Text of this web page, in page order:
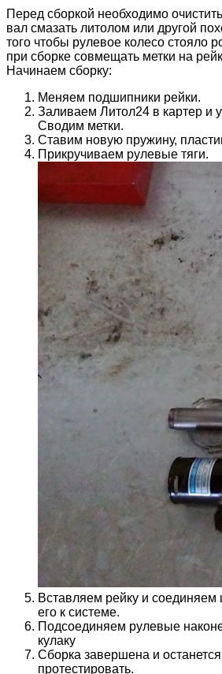
Перед сборкой необходимо
вал смазать литолом или другой
того чтобы рулевое колесо стояло
при сборке совмещать метки на
Начинаем сборку:
Меняем подшипники рейки.
Заливаем Литол24 в картер и
Сводим метки.
Ставим новую пружину,
Прикручиваем рулевые тяги.
Вставляем рейку и
его к системе.
Подсоединяем рулевые
кулаку
Сборка завершена и
протестировать.